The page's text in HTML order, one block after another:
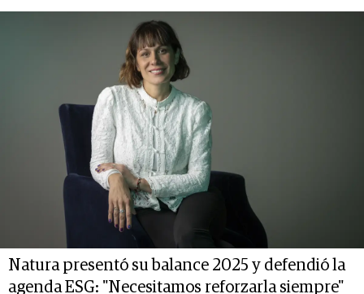
Natura presentó su balance 2025 y defendió la
agenda ESG: "Necesitamos reforzarla siempre"